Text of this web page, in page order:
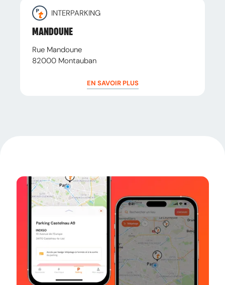
INTERPARKING
MANDOUNE
Rue Mandoune
82000 Montauban
EN SAVOIR PLUS